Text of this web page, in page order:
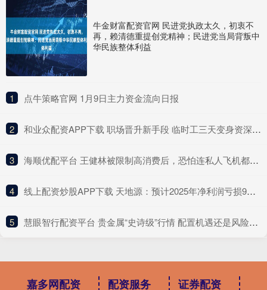
牛金财富配资官网 民进党执政太久，初衷不
再，赖清德重提创党精神；民进党当局背叛中
华民族整体利益
1 ​点牛策略官网 1月9日主力资金流向日报
2 ​和业众配资APP下载 职场晋升新手段 临时工三天变身资深记者丨《股东来了》防非微剧场
3 ​海顺优配平台 王健林被限制高消费后，恐怕连私人飞机都没法坐了
4 ​线上配资炒股APP下载 天地源：预计2025年净利润亏损9亿元—13.5亿元
5 ​慧眼智行配资平台 贵金属“史诗级”行情 配置机遇还是风险区域？
嘉多网配资 配资服务 证券配资